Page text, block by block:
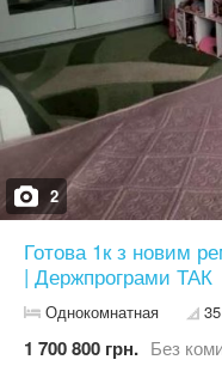
2
Готова 1к з новим
| Держпрограми ТАК
Однокомнатная
1 700 800 грн. Без